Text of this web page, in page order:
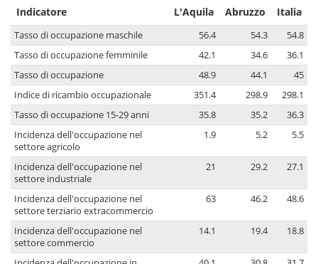
Indicatore L'Aquila Abruzzo Italia
Tasso di occupazione maschile 56.4 54.3
54.8
Tasso di occupazione femminile
42.1 34.6
36.1
Tasso di occupazione
48.9 44.1
45
Indice di ricambio occupazionale
351.4 298.9
298.1
Tasso di occupazione 15-29 anni
35.8 35.2
36.3
Incidenza dell'occupazione nel
settore agricolo
1.9 5.2 5.5
Incidenza dell'occupazione nel
settore industriale
21 29.2 27.1
Incidenza dell'occupazione nel
settore terziario extracommercio
63 46.2 48.6
Incidenza dell'occupazione nel
settore commercio
14.1 19.4 18.8